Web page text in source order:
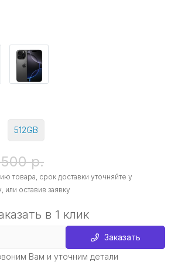
512GB
р.
товара, срок доставки уточняйте у
оставив заявку
в 1 клик
Заказать
Вам и уточним детали